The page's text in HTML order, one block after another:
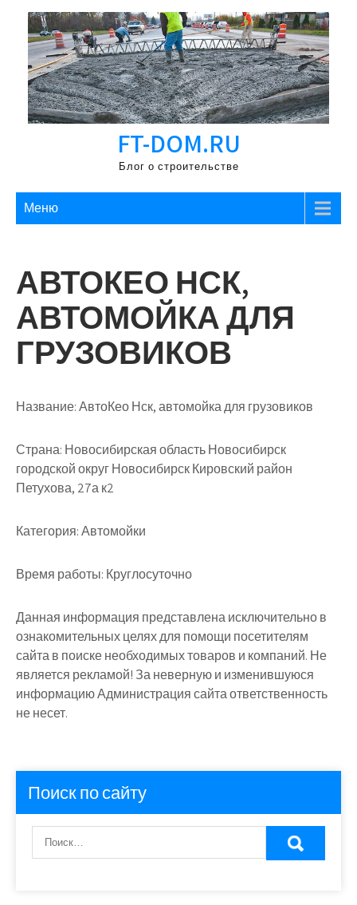
Перейти
содержимому
FT-DOM.RU
Блог о строительстве
Меню
АВТОКЕО НСК,
АВТОМОЙКА ДЛЯ
ГРУЗОВИКОВ
Название:АвтоКео Нск, автомойка для грузовиков
Страна: Новосибирская область Новосибирск
городской округ Новосибирск Кировский район
Петухова, 27а к2
Категория:Автомойки
Время работы: Круглосуточно
Данная информация представлена исключительно в
ознакомительных целях для помощи посетителям
сайта в поиске необходимых товаров и компаний. Не
является рекламой! За неверную и изменившуюся
информацию Администрация сайта ответственность
не несет.
Поиск по сайту